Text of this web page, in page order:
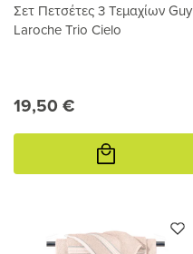
Σετ Πετσέτες 3 Τεμαχίων Guy
Laroche Trio Cielo
19,50 €
Προσθήκη
καλάθι